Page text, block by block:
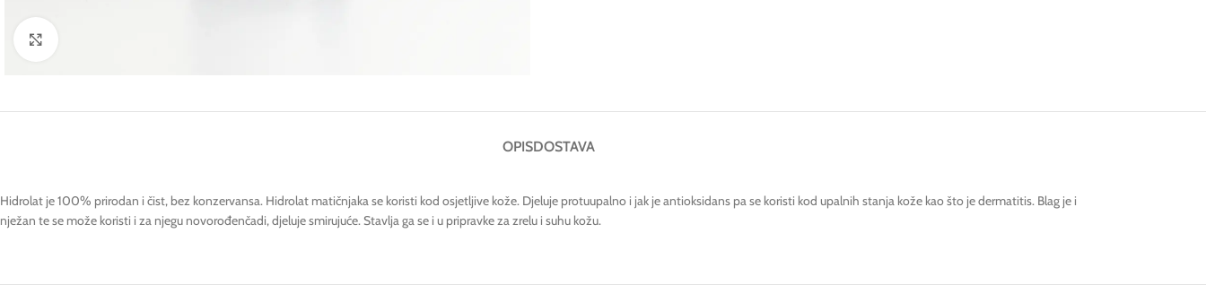
OPISDOSTAVA
Hidrolat je 100% prirodan i čist, bez konzervansa. Hidrolat matičnjaka se koristi kod osjetljive kože. Djeluje protuupalno i jak je antioksidans pa se koristi kod upalnih stanja kože kao što je dermatitis. Blag je i
nježan te se može koristi i za njegu novorođenčadi, djeluje smirujuće. Stavlja ga se i u pripravke za zrelu i suhu kožu.